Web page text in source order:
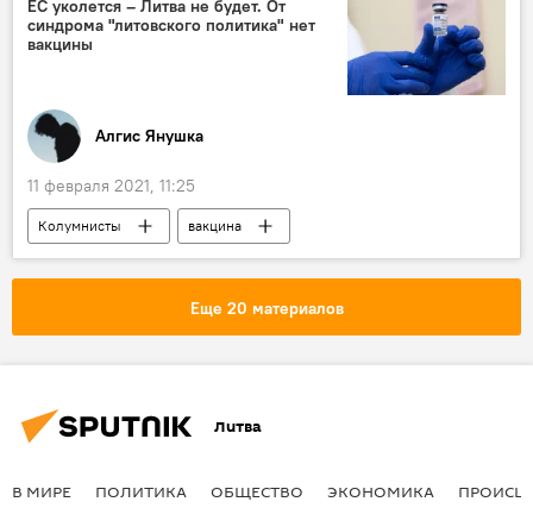
ЕС уколется – Литва не будет. От
синдрома "литовского политика" нет
вакцины
Алгис Янушка
11 февраля 2021, 11:25
Колумнисты
вакцина
коронавирус
Литва
Россия
Еще 20 материалов
Литва
В МИРЕ ПОЛИТИКА ОБЩЕСТВО ЭКОНОМИКА